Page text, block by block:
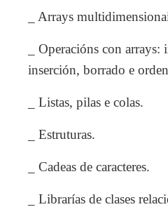
_ Arrays
_ Operacións con
inserción, borrado e
_ Listas, pilas e colas.
_ Estruturas.
_ Cadeas de caracteres.
_ Librarías de clases